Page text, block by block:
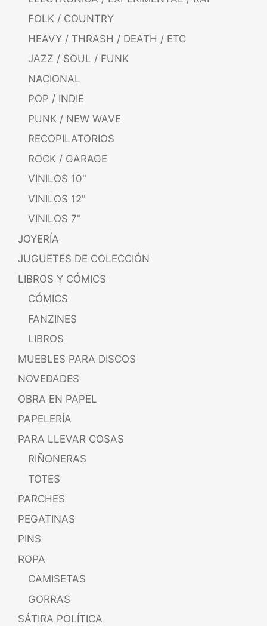
FOLK / COUNTRY
HEAVY / THRASH / DEATH / ETC
JAZZ / SOUL / FUNK
NACIONAL
POP / INDIE
PUNK / NEW WAVE
RECOPILATORIOS
ROCK / GARAGE
VINILOS 10"
VINILOS 12"
VINILOS 7"
JOYERÍA
JUGUETES DE COLECCIÓN
LIBROS Y CÓMICS
CÓMICS
FANZINES
LIBROS
MUEBLES PARA DISCOS
NOVEDADES
OBRA EN PAPEL
PAPELERÍA
PARA LLEVAR COSAS
RIÑONERAS
TOTES
PARCHES
PEGATINAS
PINS
ROPA
CAMISETAS
GORRAS
SÁTIRA POLÍTICA